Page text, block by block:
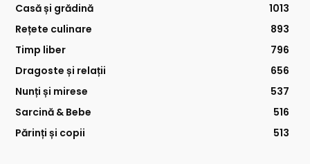
Casă și grădină
1013
Rețete culinare
893
Timp liber
796
Dragoste și relații
656
Nunți și mirese
537
Sarcină & Bebe
516
Părinți și copii
513